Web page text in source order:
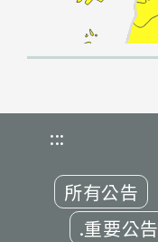
:::
所有公告
.重要公告